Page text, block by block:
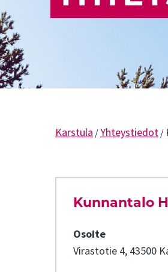
Karstula /Yhteystiedot/
Kunnantalo
Osoite
Virastotie 4, 43500